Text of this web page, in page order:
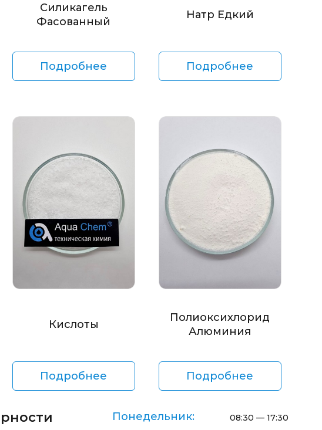
Силикагель
Фасованный
Подробнее
Натр Едкий
Подробнее
Кислоты
Подробнее
Полиоксихлорид
Алюминия
Подробнее
Понедельник: 08:30 — 17:30